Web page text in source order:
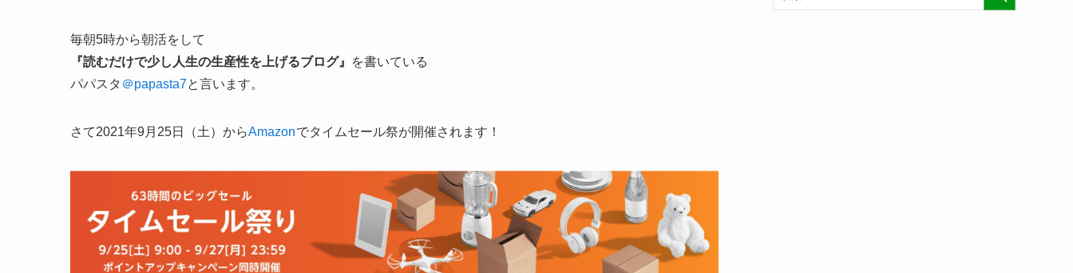
毎朝5時から朝活をして
『読むだけで少し人生の生産性を上げるブログ』
を書いている
パパスタ ＠papasta7と言います。
さて2021年9月25日（土）からAmazonでタイムセール祭が開催されます！